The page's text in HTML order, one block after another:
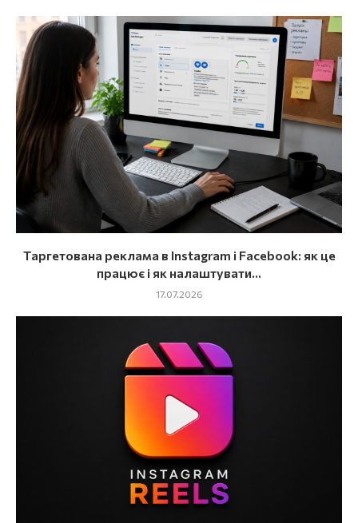
Таргетована реклама в Instagram і Facebook: як це
працює і як налаштувати...
17.07.2026